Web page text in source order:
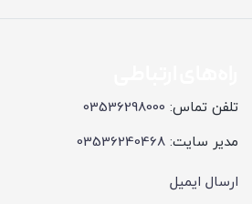
تلفن تماس: 03536298000
مدیر سایت: 03536240468
ارسال ایمیل